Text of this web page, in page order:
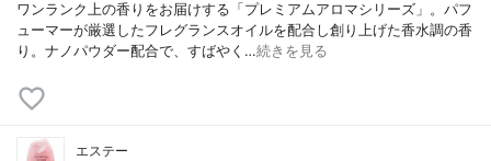
ワンランク上の香りをお届けする「プレミアムアロマシリーズ」。パフ
ューマーが厳選したフレグランスオイルを配合し創り上げた香水調の香
り。ナノパウダー配合で、すばやく…続きを見る
エステー